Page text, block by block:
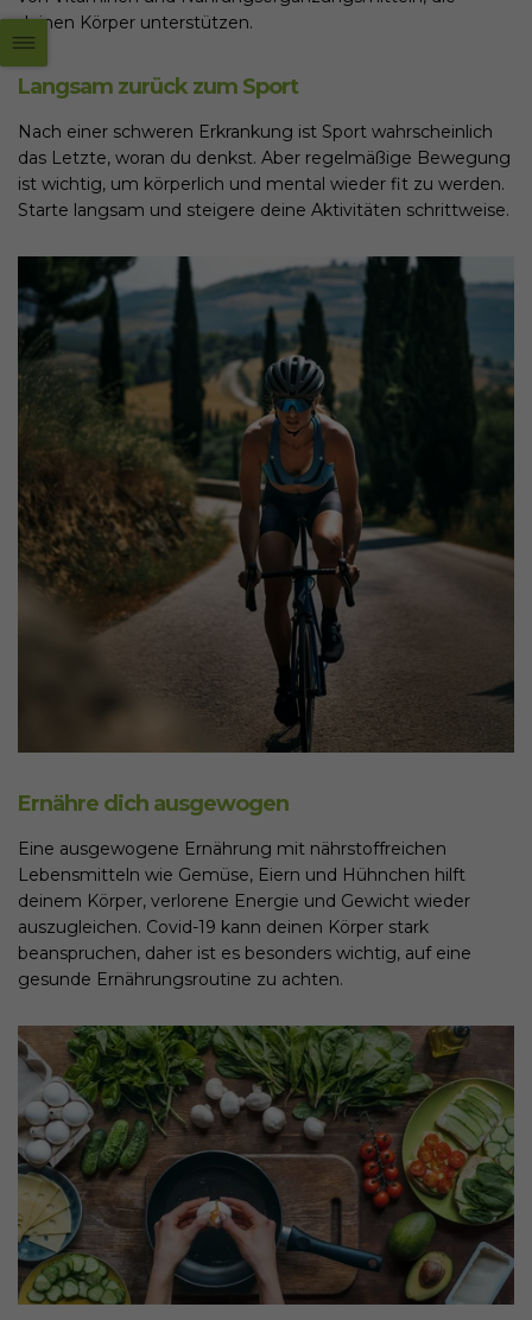
deinen Körper unterstützen.
Langsam zurück zum Sport
Nach einer schweren Erkrankung ist Sport wahrscheinlich
das Letzte, woran du denkst. Aber regelmäßige Bewegung
ist wichtig, um körperlich und mental wieder fit zu werden.
Starte langsam und steigere deine Aktivitäten schrittweise.
Ernähre dich ausgewogen
Eine ausgewogene Ernährung mit nährstoffreichen
Lebensmitteln wie Gemüse, Eiern und Hühnchen hilft
deinem Körper, verlorene Energie und Gewicht wieder
auszugleichen. Covid-19 kann deinen Körper stark
beanspruchen, daher ist es besonders wichtig, auf eine
gesunde Ernährungsroutine zu achten.